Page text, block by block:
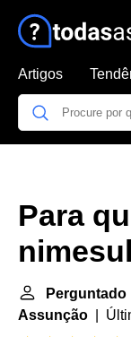
Artigos
Para
Assunção |